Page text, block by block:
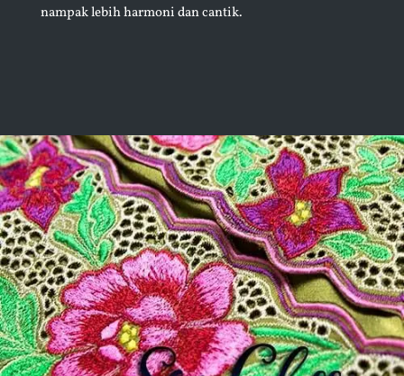
nampak lebih harmoni dan cantik.